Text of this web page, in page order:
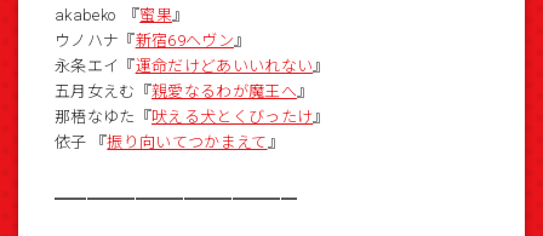
akabeko 『蜜果』
ウノハナ『新宿69ヘヴン』
永条エイ『運命だけどあいいれない』
五月女えむ『親愛なるわが魔王へ』
那梧なゆた『吠える犬とくびったけ』
依子 『振り向いてつかまえて』
━━━━━━━━━━━━━━━